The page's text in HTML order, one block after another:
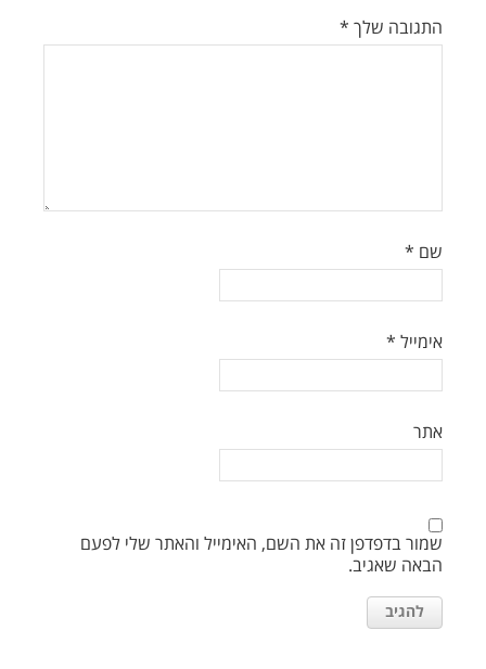
התגובה שלך *
שם *
אימייל *
אתר
שמור בדפדפן זה את השם, האימייל והאתר שלי לפעם
הבאה שאגיב.